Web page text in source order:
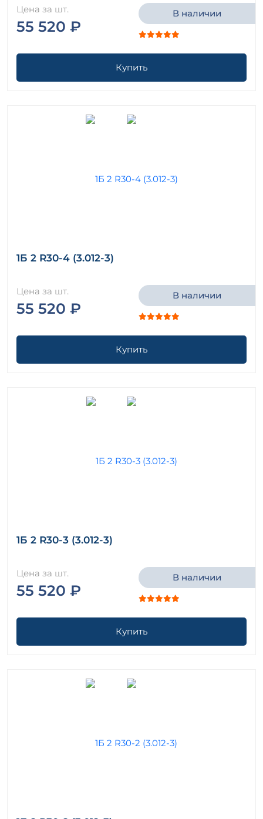
Цена за шт.
55 520 ₽
В наличии
Купить
1Б 2 R30-4 (3.012-3)
Цена за шт.
55 520 ₽
В наличии
Купить
1Б 2 R30-3 (3.012-3)
Цена за шт.
55 520 ₽
В наличии
Купить